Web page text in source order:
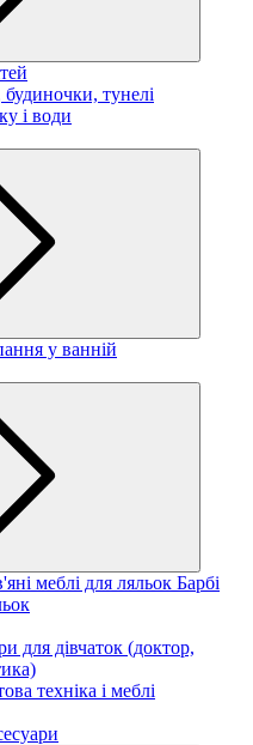
тунелі
і води
у ванній
меблі для ляльок Барбі
для дівчаток (доктор,
техніка і меблі